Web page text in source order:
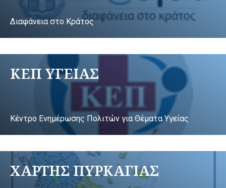
Διαφάνεια στο Κράτος
ΚΕΠ ΥΓΕΙΑΣ
Κέντρο Ενημέρωσης Πολιτών για Θέματα Υγείας
ΧΑΡΤΗΣ ΠΥΡΚΑΓΙΑΣ